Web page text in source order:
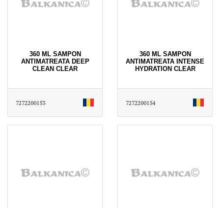
360 ML SAMPON
ANTIMATREATA DEEP
CLEAN CLEAR
7272200153
360 ML SAMPON
ANTIMATREATA INTENSE
HYDRATION CLEAR
7272200154